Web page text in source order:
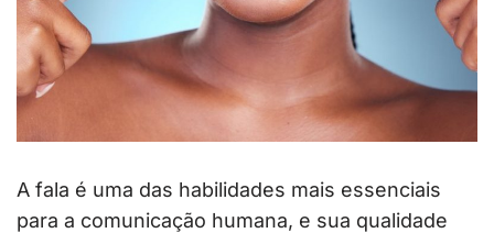
A fala é uma das habilidades mais essenciais
para a comunicação humana, e sua qualidade